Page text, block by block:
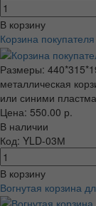
В корзину
Корзина
Размеры:
металлическая
или синими
Цена: 550.00 р.
В наличии
Код: YLD-03М
В корзину
Вогнутая корзина